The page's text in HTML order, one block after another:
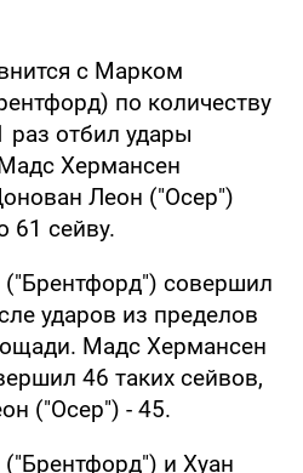
с Марком
по количеству
раз отбил удары
Хермансен
Леон ("Осер")
61 сейву.
совершил
ударов из пределов
Мадс Хермансен
46 таких сейвов,
("Осер") - 45.
и Хуан